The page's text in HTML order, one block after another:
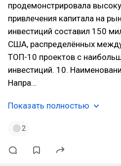
продемонстрировала
привлечения капитала на
инвестиций составил 150
США, распределённых
ТОП-10 проектов с
инвестиций. 10.
Напра…
Показать полностью
2